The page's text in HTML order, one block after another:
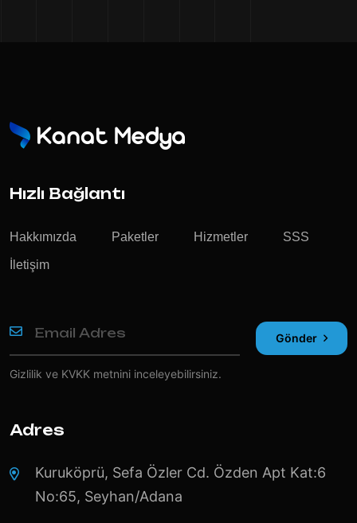
Hızlı Bağlantı
Hakkımızda Paketler Hizmetler SSS
İletişim
Gönder
Gizlilik ve KVKK metnini inceleyebilirsiniz.
Adres
Kuruköprü, Sefa Özler Cd. Özden Apt Kat:6
No:65, Seyhan/Adana